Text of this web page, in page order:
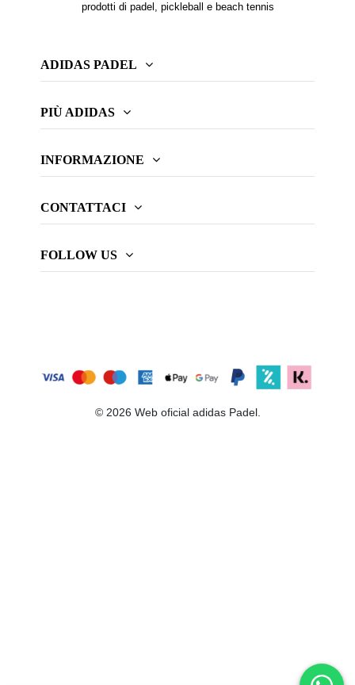
prodotti di padel, pickleball e beach tennis
ADIDAS PADEL
PIÙ ADIDAS
INFORMAZIONE
CONTATTACI
FOLLOW US
© 2026 Web oficial adidas Padel.